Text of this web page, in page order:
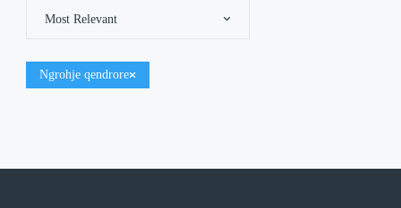
Most Relevant
Ngrohje qendrore